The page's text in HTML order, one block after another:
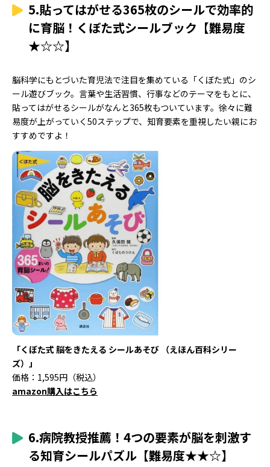
5.貼ってはがせる365枚のシールで効率的
に育脳！くぼた式シールブック【難易度
★☆☆】
脳科学にもとづいた育児法で注目を集めている「くぼた式」のシ
ール遊びブック。言葉や生活習慣、行事などのテーマをもとに、
貼ってはがせるシールがなんと365枚もついています。徐々に難
易度が上がっていく50ステップで、知育要素を重視したい親にお
すすめですよ！
「くぼた式 脳をきたえる シールあそび （えほん百科シリー
ズ）」
価格：1,595円（税込）
amazon購入はこちら
6.病院教授推薦！4つの要素が脳を刺激す
る知育シールパズル【難易度★★☆】